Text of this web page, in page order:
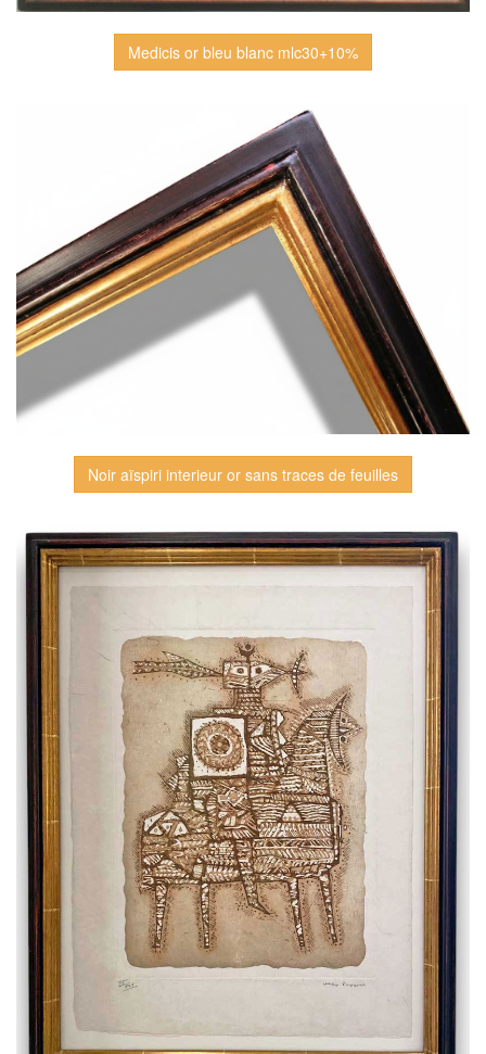
Medicis or bleu blanc mlc30+10%
Noir aïspiri interieur or sans traces de feuilles